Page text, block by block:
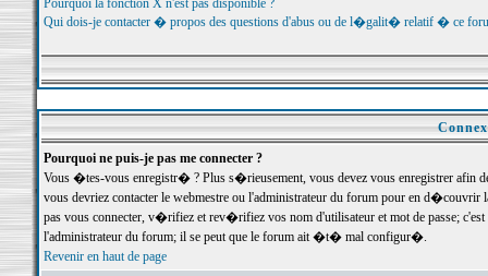
Pourquoi la fonction X n'est pas disponible ?
Qui dois-je contacter � propos des questions d'abus ou de l�galit� relatif � ce
Pourquoi ne puis-je pas me connecter ?
Vous �tes-vous enregistr� ? Plus s�rieusement, vous devez vous enregistrer
vous devriez contacter le webmestre ou l'administrateur du forum pour en
pas vous connecter, v�rifiez et rev�rifiez vos nom d'utilisateur et mot de passe;
l'administrateur du forum; il se peut que le forum ait �t� mal configur�.
Revenir en haut de page